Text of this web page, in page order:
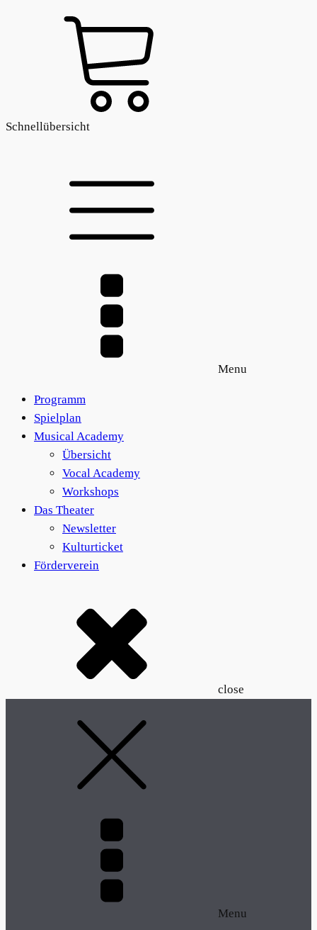
Schnellübersicht
Menu
Programm
Spielplan
Musical Academy
Übersicht
Vocal Academy
Workshops
Das Theater
Newsletter
Kulturticket
Förderverein
close
Menu